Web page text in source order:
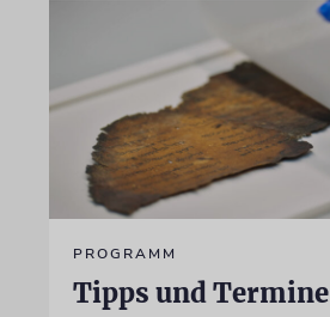
PROGRAMM
Tipps und Termine